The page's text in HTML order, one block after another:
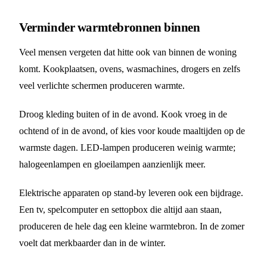
Verminder warmtebronnen binnen
Veel mensen vergeten dat hitte ook van binnen de woning
komt. Kookplaatsen, ovens, wasmachines, drogers en zelfs
veel verlichte schermen produceren warmte.
Droog kleding buiten of in de avond. Kook vroeg in de
ochtend of in de avond, of kies voor koude maaltijden op de
warmste dagen. LED-lampen produceren weinig warmte;
halogeenlampen en gloeilampen aanzienlijk meer.
Elektrische apparaten op stand-by leveren ook een bijdrage.
Een tv, spelcomputer en settopbox die altijd aan staan,
produceren de hele dag een kleine warmtebron. In de zomer
voelt dat merkbaarder dan in de winter.